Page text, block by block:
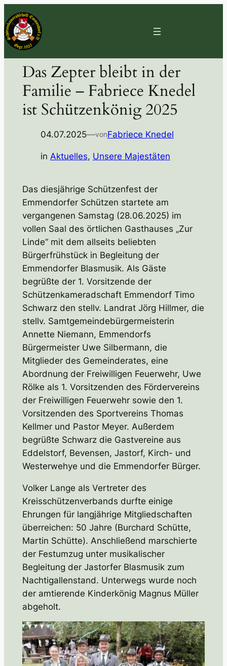
Zum
Inhalt
springen
Das Zepter bleibt in der
Familie – Fabriece Knedel
ist Schützenkönig 2025
04.07.2025—vonFabriece Knedel
in Aktuelles, Unsere Majestäten
Das diesjährige Schützenfest der
Emmendorfer Schützen startete am
vergangenen Samstag (28.06.2025) im
vollen Saal des örtlichen Gasthauses „Zur
Linde“ mit dem allseits beliebten
Bürgerfrühstück in Begleitung der
Emmendorfer Blasmusik. Als Gäste
begrüßte der 1. Vorsitzende der
Schützenkameradschaft Emmendorf Timo
Schwarz den stellv. Landrat Jörg Hillmer, die
stellv. Samtgemeindebürgermeisterin
Annette Niemann, Emmendorfs
Bürgermeister Uwe Silbermann, die
Mitglieder des Gemeinderates, eine
Abordnung der Freiwilligen Feuerwehr, Uwe
Rölke als 1. Vorsitzenden des Fördervereins
der Freiwilligen Feuerwehr sowie den 1.
Vorsitzenden des Sportvereins Thomas
Kellmer und Pastor Meyer. Außerdem
begrüßte Schwarz die Gastvereine aus
Eddelstorf, Bevensen, Jastorf, Kirch- und
Westerwehye und die Emmendorfer Bürger.
Volker Lange als Vertreter des
Kreisschützenverbands durfte einige
Ehrungen für langjährige Mitgliedschaften
überreichen: 50 Jahre (Burchard Schütte,
Martin Schütte). Anschließend marschierte
der Festumzug unter musikalischer
Begleitung der Jastorfer Blasmusik zum
Nachtigallenstand. Unterwegs wurde noch
der amtierende Kinderkönig Magnus Müller
abgeholt.